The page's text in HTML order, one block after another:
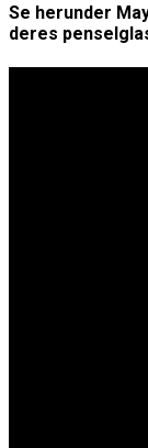
Se herunder
deres